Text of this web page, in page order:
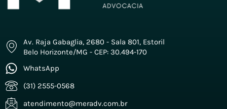
Av. Raja Gabaglia, 2680 - Sala 801, Estoril
Belo Horizonte/MG - CEP: 30.494-170
WhatsApp
(31) 2555-0568
atendimento@meradv.com.br